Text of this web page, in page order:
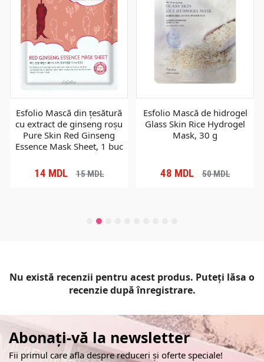
Esfolio Mască din țesătură
cu extract de ginseng roșu
Pure Skin Red Ginseng
Essence Mask Sheet, 1 buc
14 MDL 15MDL
Esfolio Mască de hidrogel
Glass Skin Rice Hydrogel
Mask, 30 g
48 MDL 50MDL
Nu există recenzii pentru acest produs. Puteți lăsa o
recenzie după înregistrare.
Abonați-vă la newsletter
Fii primul care afla despre reduceri și oferte speciale!